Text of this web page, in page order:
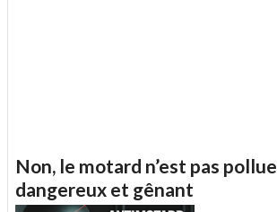
Non, le motard n’est pas
dangereux et gênant